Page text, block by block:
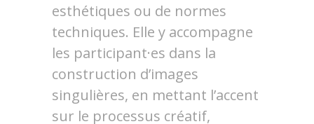
esthétiques ou de normes
techniques. Elle y accompagne
les participant·es dans la
construction d’images
singulières, en mettant l’accent
sur le processus créatif,